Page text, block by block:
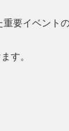
要イベント
す。